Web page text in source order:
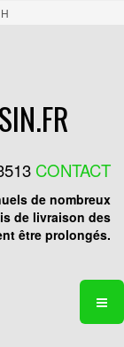
CONTACT
de nombreux
de livraison des
être prolongés.